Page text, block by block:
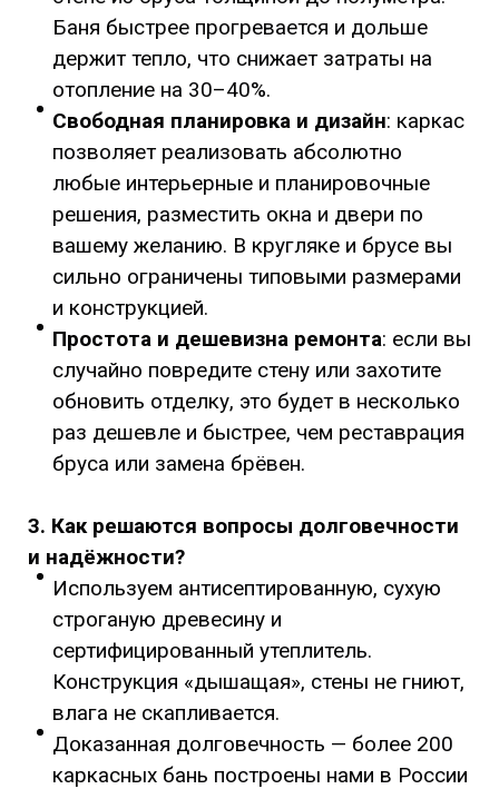
Баня быстрее прогревается и дольше
держит тепло, что снижает затраты на
отопление на 30–40%.
Свободная планировка и дизайн: каркас
позволяет реализовать абсолютно
любые интерьерные и планировочные
решения, разместить окна и двери по
вашему желанию. В кругляке и брусе вы
сильно ограничены типовыми размерами
и конструкцией.
Простота и дешевизна ремонта: если вы
случайно повредите стену или захотите
обновить отделку, это будет в несколько
раз дешевле и быстрее, чем реставрация
бруса или замена брёвен.
3. Как решаются вопросы долговечности
и надёжности?
Используем антисептированную, сухую
строганую древесину и
сертифицированный утеплитель.
Конструкция «дышащая», стены не гниют,
влага не скапливается.
Доказанная долговечность — более 200
каркасных бань построены нами в России